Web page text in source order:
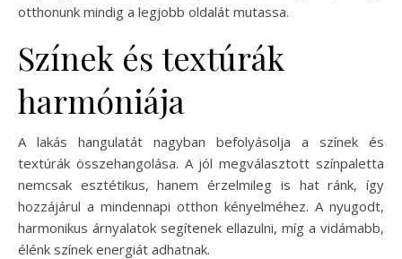
otthonunk mindig a legjobb oldalát mutassa.
Színek és textúrák
harmóniája
A lakás hangulatát nagyban befolyásolja a színek és
textúrák összehangolása. A jól megválasztott színpaletta
nemcsak esztétikus, hanem érzelmileg is hat ránk, így
hozzájárul a mindennapi otthon kényelméhez. A nyugodt,
harmonikus árnyalatok segítenek ellazulni, míg a vidámabb,
élénk színek energiát adhatnak.